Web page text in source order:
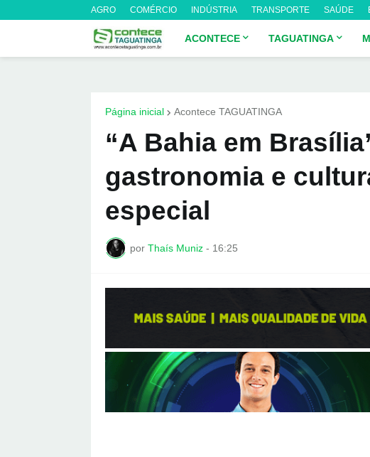
AGRO COMÉRCIO INDÚSTRIA TRANSPORTE SAÚDE
ACONTECE TAGUATINGA
Página inicial Acontece TAGUATINGA
“A Bahia em
gastronomia e
especial
por Thaís Muniz - 16:25